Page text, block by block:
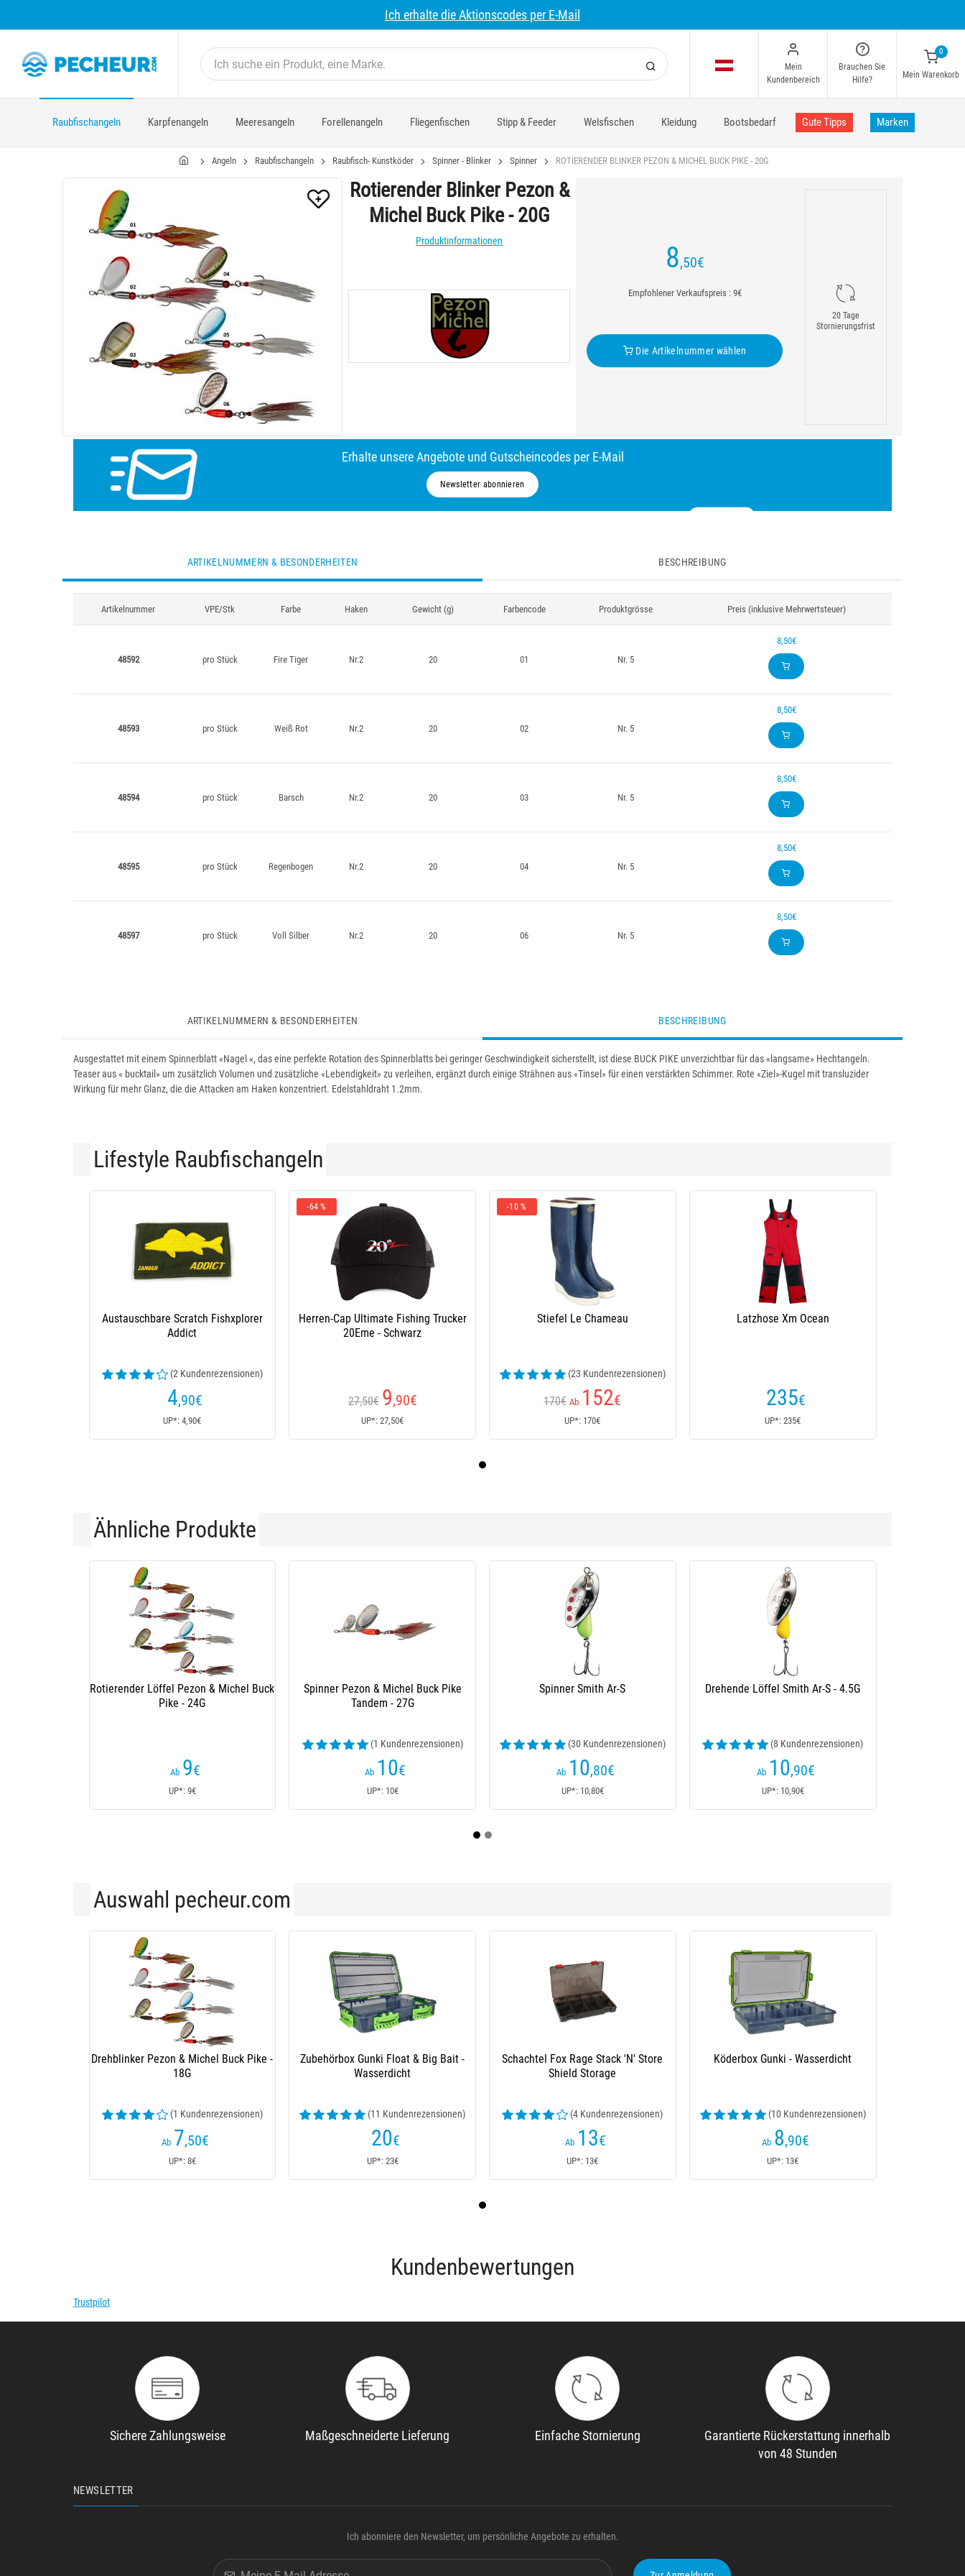
Ich erhalte die Aktionscodes per E-Mail
Mein
Kundenbereich
Brauchen Sie
Hilfe?
0
Mein Warenkorb
Raubfischangeln Karpfenangeln Meeresangeln Forellenangeln Fliegenfischen Stipp & Feeder Welsfischen Kleidung Bootsbedarf Gute Tipps Marken
Angeln Raubfischangeln Raubfisch- Kunstköder Spinner - Blinker Spinner ROTIERENDER BLINKER PEZON & MICHEL BUCK PIKE - 20G
Rotierender Blinker Pezon &
Michel Buck Pike - 20G
Produktinformationen 8,50€
Empfohlener Verkaufspreis : 9€
Die Artikelnummer wählen
20 Tage
Stornierungsfrist
Erhalte unsere Angebote und Gutscheincodes per E-Mail
Newsletter abonnieren
ARTIKELNUMMERN & BESONDERHEITEN BESCHREIBUNG
Artikelnummer VPE/Stk Farbe Haken Gewicht (g) Farbencode Produktgrösse Preis (inklusive Mehrwertsteuer)
48592 pro Stück Fire Tiger Nr.2 20 01 Nr. 5
8,50€
48593 pro Stück Weiß Rot Nr.2 20 02 Nr. 5
8,50€
48594 pro Stück Barsch Nr.2 20 03 Nr. 5
8,50€
48595 pro Stück Regenbogen Nr.2 20 04 Nr. 5
8,50€
48597 pro Stück Voll Silber Nr.2 20 06 Nr. 5
8,50€
ARTIKELNUMMERN & BESONDERHEITEN BESCHREIBUNG
Ausgestattet mit einem Spinnerblatt «Nagel «, das eine perfekte Rotation des Spinnerblatts bei geringer Geschwindigkeit sicherstellt, ist diese BUCK PIKE unverzichtbar für das «langsame» Hechtangeln.
Teaser aus « bucktail» um zusätzlich Volumen und zusätzliche «Lebendigkeit» zu verleihen, ergänzt durch einige Strähnen aus «Tinsel» für einen verstärkten Schimmer. Rote «Ziel»-Kugel mit transluzider
Wirkung für mehr Glanz, die die Attacken am Haken konzentriert. Edelstahldraht 1.2mm.
Lifestyle Raubfischangeln
Austauschbare Scratch Fishxplorer
Addict
(2 Kundenrezensionen)
4,90€
UP*: 4,90€
-64 %
Herren-Cap Ultimate Fishing Trucker
20Eme - Schwarz
27,50€ 9,90€
UP*: 27,50€
-10 %
Stiefel Le Chameau
(23 Kundenrezensionen)
170€ Ab 152€
UP*: 170€
Latzhose Xm Ocean
235€
UP*: 235€
Ähnliche Produkte
Spinner Smith Ar-S Drehende Löffel Smith Ar-S - 4.5G
(8 Kundenrezensionen)
Spinner Smith Ar-S
(12 Kundenrezensionen)
Drehblinker Smith Ar-S
Auswahl pecheur.com
Drehblinker Pezon & Michel Buck Pike -
18G
(1 Kundenrezensionen)
Ab 7,50€
UP*: 8€
Zubehörbox Gunki Float & Big Bait -
Wasserdicht
(11 Kundenrezensionen)
20€
UP*: 23€
Schachtel Fox Rage Stack 'N' Store
Shield Storage
(4 Kundenrezensionen)
Ab 13€
UP*: 13€
Köderbox Gunki - Wasserdicht
(10 Kundenrezensionen)
Ab 8,90€
UP*: 13€
Kundenbewertungen
Trustpilot
Sichere Zahlungsweise Maßgeschneiderte Lieferung Einfache Stornierung
Garantierte Rückerstattung innerhalb
von 48 Stunden
NEWSLETTER
Ich abonniere den Newsletter, um persönliche Angebote zu erhalten.